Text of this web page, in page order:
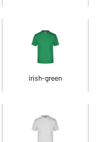
irish-green